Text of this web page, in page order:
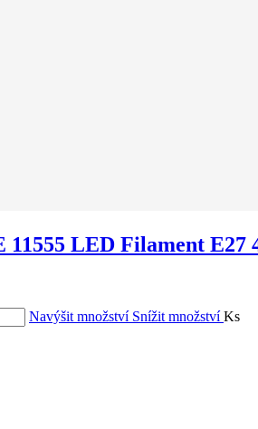
LED Filament E27
Navýšit množství Snížit množstvíKs